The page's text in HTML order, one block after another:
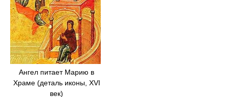
Ангел питает Марию в
Храме (деталь иконы, XVI
век)